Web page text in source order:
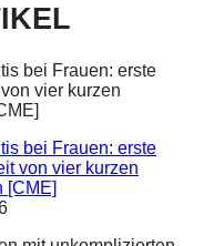
bei Frauen: erste
von vier kurzen
[CME]